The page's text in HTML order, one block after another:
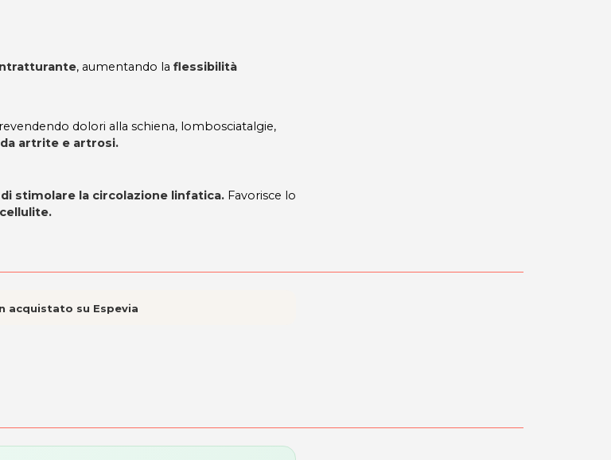
, aumentando la flessibilità
dolori alla schiena, lombosciatalgie,
artrite e artrosi.
stimolare la circolazione linfatica. Favorisce lo
acquistato su Espevia